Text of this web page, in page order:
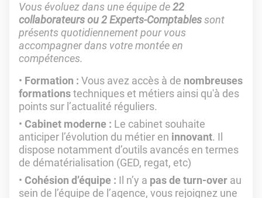
Vous évoluez dans une équipe de22
collaborateurs ou 2 Experts-Comptablessont
présents quotidiennement pour vous
accompagner dans votre montée en
compétences.
Formation : Vous avez accès à de nombreuses
formationstechniques et métiers ainsi qu'à des
points sur l’actualité réguliers.
Cabinet moderne : Le cabinet souhaite
anticiper l’évolution du métier en innovant. Il
dispose notamment d’outils avancés en termes
de dématérialisation (GED, regat, etc)
Cohésion d’équipe : Il n’y a pas de turn-over au
sein de l’équipe de l’agence, vous rejoignez une